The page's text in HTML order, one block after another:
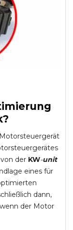
?
der KW-unit
eines für
dann,
der Motor